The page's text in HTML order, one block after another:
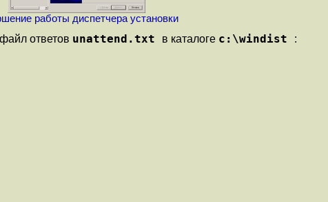
работы диспетчера установки
ответов unattend.txt в каталоге c:\windist :